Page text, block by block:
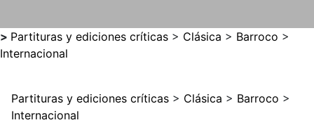
> Partituras y ediciones críticas > Clásica > Barroco >
Internacional
Partituras y ediciones críticas > Clásica > Barroco >
Internacional